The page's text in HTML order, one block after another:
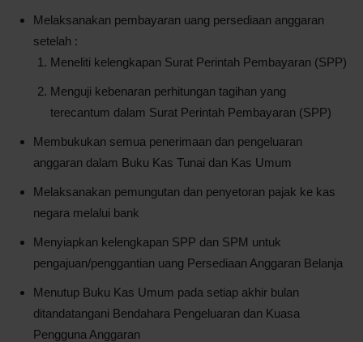
Melaksanakan pembayaran uang persediaan anggaran
setelah :
Meneliti kelengkapan Surat Perintah Pembayaran (SPP)
Menguji kebenaran perhitungan tagihan yang
terecantum dalam Surat Perintah Pembayaran (SPP)
Membukukan semua penerimaan dan pengeluaran
anggaran dalam Buku Kas Tunai dan Kas Umum
Melaksanakan pemungutan dan penyetoran pajak ke kas
negara melalui bank
Menyiapkan kelengkapan SPP dan SPM untuk
pengajuan/penggantian uang Persediaan Anggaran Belanja
Menutup Buku Kas Umum pada setiap akhir bulan
ditandatangani Bendahara Pengeluaran dan Kuasa
Pengguna Anggaran